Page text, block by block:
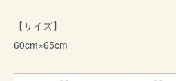
【サイズ】
60cm×65cm